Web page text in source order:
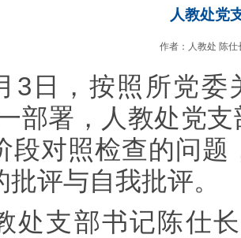
人教处党
作者：人教处 陈
3 日，按照所党委
部署，人教处党
段对照检查的问
批评与自我批评。
支部书记陈仕